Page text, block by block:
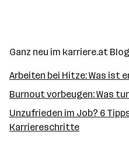
Ganz neu im karriere.at Blog
Arbeiten bei Hitze: Was ist
Burnout vorbeugen: Was
Unzufrieden im Job? 6
Karriereschritte